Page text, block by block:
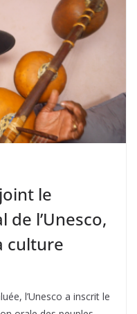
le
l’Unesco,
culture
l’Unesco a inscrit le